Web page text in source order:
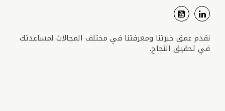
نقدم عمق خبرتنا ومعرفتنا في مختلف المجالات لمساعدتك
في تحقيق النجاح.